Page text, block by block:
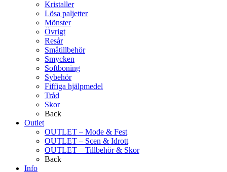
Kristaller
Lösa paljetter
Mönster
Övrigt
Resår
Småtillbehör
Smycken
Softboning
Sybehör
Fiffiga hjälpmedel
Tråd
Skor
Back
Outlet
OUTLET – Mode & Fest
OUTLET – Scen & Idrott
OUTLET – Tillbehör & Skor
Back
Info